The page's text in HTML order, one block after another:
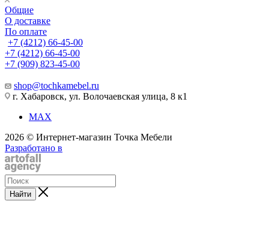
Общие
О доставке
По оплате
+7 (4212) 66-45-00
+7 (4212) 66-45-00
+7 (909) 823-45-00
shop@tochkamebel.ru
г. Хабаровск, ул. Волочаевская улица, 8 к1
MAX
2026 © Интернет-магазин Точка Мебели
Разработано в
Найти